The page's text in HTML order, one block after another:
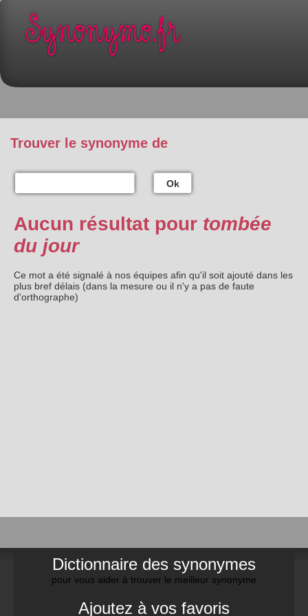
Trouver le synonyme de
Ok
Aucun résultat pour tombée
du jour
Ce mot a été signalé à nos équipes afin qu'il soit ajouté dans les
plus bref délais (dans la mesure ou il n'y a pas de faute
d'orthographe)
Dictionnaire des synonymes
pour vous aider à trouver le meilleur synonyme
Ajoutez à vos favoris